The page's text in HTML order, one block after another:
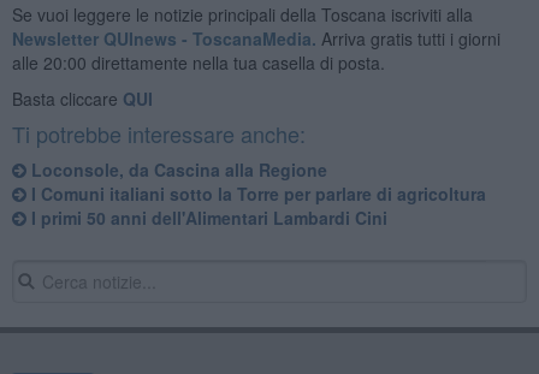
Se vuoi leggere le notizie principali della Toscana iscriviti alla
Newsletter QUInews - ToscanaMedia. Arriva gratis tutti i giorni
alle 20:00 direttamente nella tua casella di posta.
Basta cliccare QUI
Ti potrebbe interessare anche:
Loconsole, da Cascina alla Regione
I Comuni italiani sotto la Torre per parlare di agricoltura
I primi 50 anni dell'Alimentari Lambardi Cini